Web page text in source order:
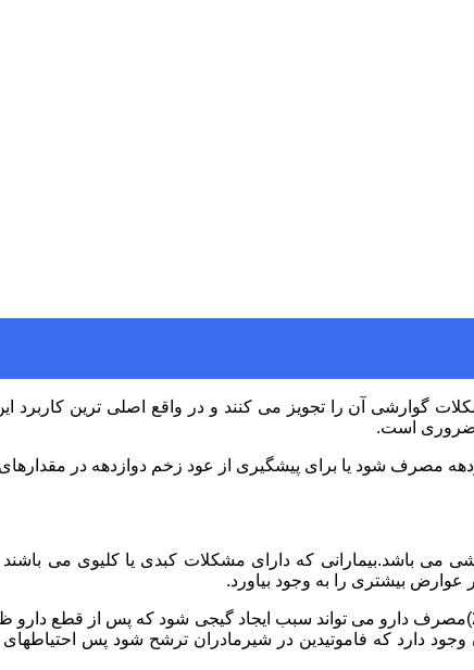
گوارشی آن را تجویز می کنند و در واقع اصلی ترین کاربرد
ضروری است.
مصرف شود یا برای پیشگیری از عود زخم دوازدهه در
باشد.بیمارانی که دارای مشکلات کبدی یا کلیوی می
بیشتری را به وجود بیاورد.